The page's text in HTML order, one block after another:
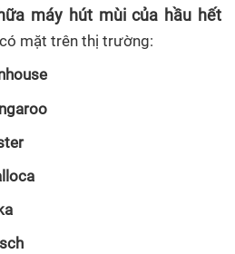
máy hút mùi của hầu hết
mặt trên thị trường: